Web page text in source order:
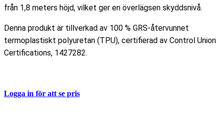
från 1,8 meters höjd, vilket ger en överlägsen skyddsnivå.
Denna produkt är tillverkad av 100 % GRS-återvunnet
termoplastiskt polyuretan (TPU), certifierad av Control Union
Certifications, 1427282.
Logga in för att se pris